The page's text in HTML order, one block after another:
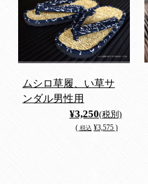
ムシロ草履、い草サ
ンダル男性用
¥3,250(税別)
( 税込 ¥3,575 )